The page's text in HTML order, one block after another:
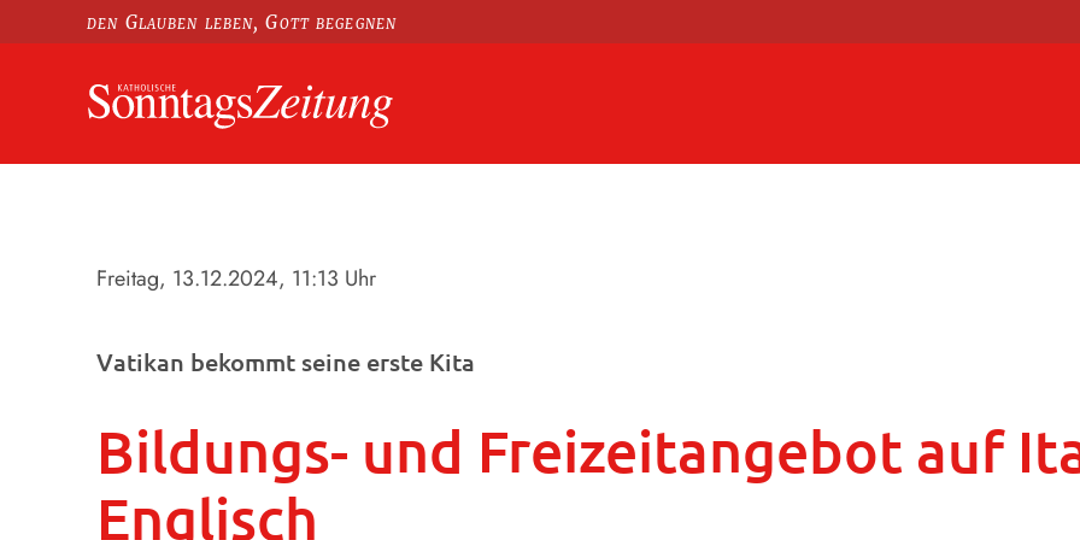
den Glauben leben, Gott begegnen
Freitag, 13.12.2024, 11:13 Uhr
Vatikan bekommt seine erste Kita
Bildungs- und Freizeitangebot auf
Englisch